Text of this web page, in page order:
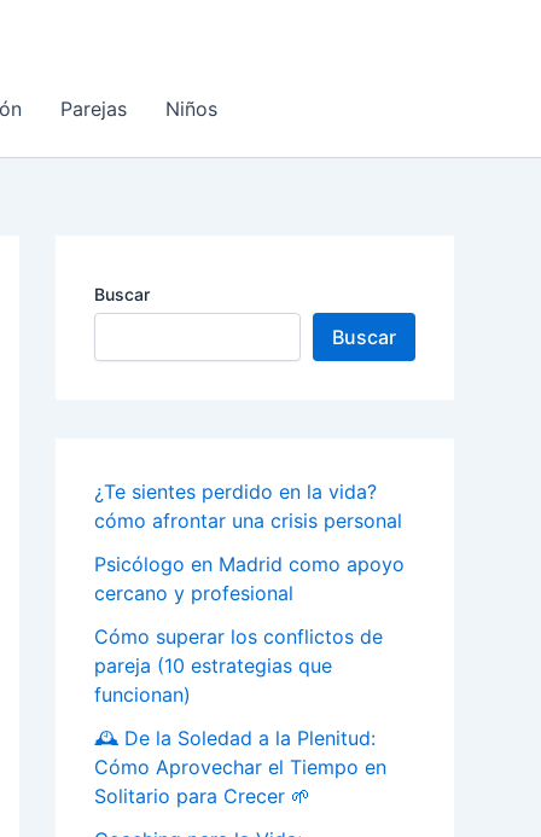
Parejas Niños
Buscar
Buscar
¿Te sientes perdido en la vida?
cómo afrontar una crisis personal
Psicólogo en Madrid como apoyo
cercano y profesional
Cómo superar los conflictos de
pareja (10 estrategias que
funcionan)
🕰️ De la Soledad a la Plenitud:
Cómo Aprovechar el Tiempo en
Solitario para Crecer 🌱